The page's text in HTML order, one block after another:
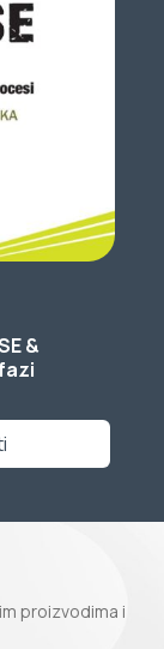
&
proizvodima i